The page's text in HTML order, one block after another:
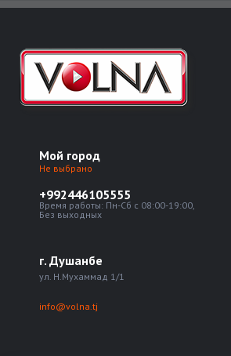
Мой город
Не выбрано
+992446105555
Время работы: Пн-Сб с 08:00-19:00,
Без выходных
г. Душанбе
ул. Н.Мухаммад 1/1
info@volna.tj